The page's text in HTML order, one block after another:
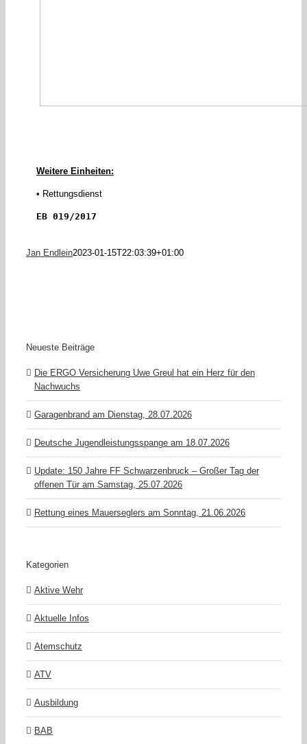
Weitere Einheiten:
• Rettungsdienst
EB 019/2017
Jan Endlein2023-01-15T22:03:39+01:00
Neueste Beiträge
Die ERGO Versicherung Uwe Greul hat ein Herz für den
Nachwuchs
Garagenbrand am Dienstag, 28.07.2026
Deutsche Jugendleistungsspange am 18.07.2026
Update: 150 Jahre FF Schwarzenbruck – Großer Tag der
offenen Tür am Samstag, 25.07.2026
Rettung eines Mauerseglers am Sonntag, 21.06.2026
Kategorien
Aktive Wehr
Aktuelle Infos
Atemschutz
ATV
Ausbildung
BAB